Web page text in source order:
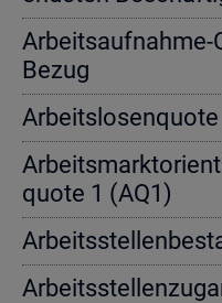
Ar­beits­auf­nah­me-
Bezug
Ar­beits­lo­sen­quo­te
quo­te 1 (AQ1)